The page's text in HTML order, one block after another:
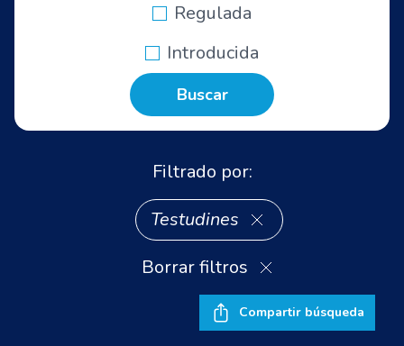
Regulada
Introducida
Buscar
Filtrado por:
Testudines
Borrar filtros
Compartir búsqueda